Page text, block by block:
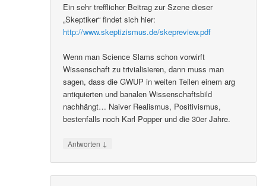
Ein sehr trefflicher Beitrag zur Szene dieser
„Skeptiker“ findet sich hier:
http://www.skeptizismus.de/skepreview.pdf
Wenn man Science Slams schon vorwirft
Wissenschaft zu trivialisieren, dann muss man
sagen, dass die GWUP in weiten Teilen einem arg
antiquierten und banalen Wissenschaftsbild
nachhängt… Naiver Realismus, Positivismus,
bestenfalls noch Karl Popper und die 30er Jahre.
Antworten ↓